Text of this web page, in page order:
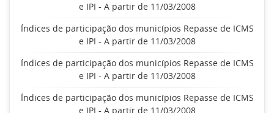
e IPI - A partir de 11/03/2008
Índices de participação dos municípios Repasse de ICMS
e IPI - A partir de 11/03/2008
Índices de participação dos municípios Repasse de ICMS
e IPI - A partir de 11/03/2008
Índices de participação dos municípios Repasse de ICMS
e IPI - A partir de 11/03/2008